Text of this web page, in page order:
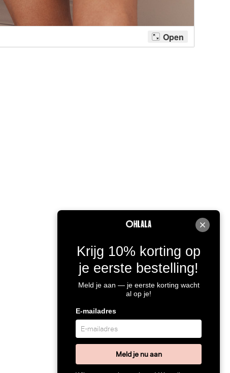
Krijg 10% korting op
je eerste bestelling!
Meld je aan — je eerste korting wacht
al op je!
E-mailadres
Meld je nu aan